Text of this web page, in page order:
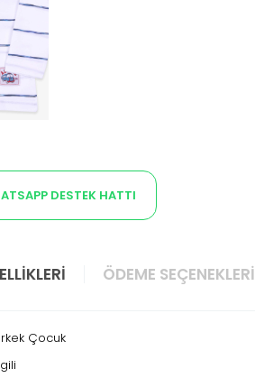
DESTEK HATTI
ÖDEME SEÇENEKLERI
Çocuk